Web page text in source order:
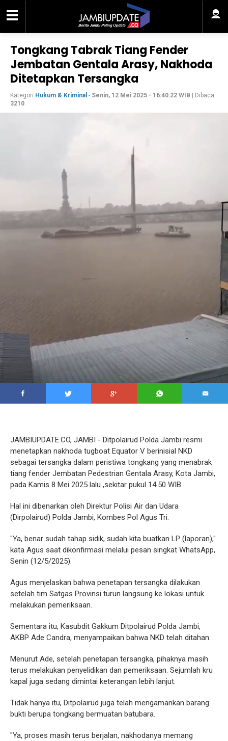
Tongkang Tabrak Tiang Fender
Jembatan Gentala Arasy, Nakhoda
Ditetapkan Tersangka
Kategori Hukum & Kriminal - Senin, 12 Mei 2025 - 16:40:22 WIB | Dibaca:
3210
JAMBIUPDATE.CO, JAMBI - Ditpolairud Polda Jambi resmi
menetapkan nakhoda tugboat Equator V berinisial NKD
sebagai tersangka dalam peristiwa tongkang yang menabrak
tiang fender Jembatan Pedestrian Gentala Arasy, Kota Jambi,
pada Kamis 8 Mei 2025 lalu ,sekitar pukul 14.50 WIB.
Hal ini dibenarkan oleh Direktur Polisi Air dan Udara
(Dirpolairud) Polda Jambi, Kombes Pol Agus Tri.
"Ya, benar sudah tahap sidik, sudah kita buatkan LP (laporan),"
kata Agus saat dikonfirmasi melalui pesan singkat WhatsApp,
Senin (12/5/2025).
Agus menjelaskan bahwa penetapan tersangka dilakukan
setelah tim Satgas Provinsi turun langsung ke lokasi untuk
melakukan pemeriksaan.
Sementara itu, Kasubdit Gakkum Ditpolairud Polda Jambi,
AKBP Ade Candra, menyampaikan bahwa NKD telah ditahan.
Menurut Ade, setelah penetapan tersangka, pihaknya masih
terus melakukan penyelidikan dan pemeriksaan. Sejumlah kru
kapal juga sedang dimintai keterangan lebih lanjut.
Tidak hanya itu, Ditpolairud juga telah mengamankan barang
bukti berupa tongkang bermuatan batubara.
"Ya, proses masih terus berjalan, nakhodanya memang